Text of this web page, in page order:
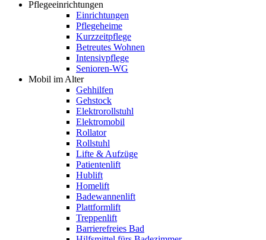
Pflegeeinrichtungen
Einrichtungen
Pflegeheime
Kurzzeitpflege
Betreutes Wohnen
Intensivpflege
Senioren-WG
Mobil im Alter
Gehhilfen
Gehstock
Elektrorollstuhl
Elektromobil
Rollator
Rollstuhl
Lifte & Aufzüge
Patientenlift
Hublift
Homelift
Badewannenlift
Plattformlift
Treppenlift
Barrierefreies Bad